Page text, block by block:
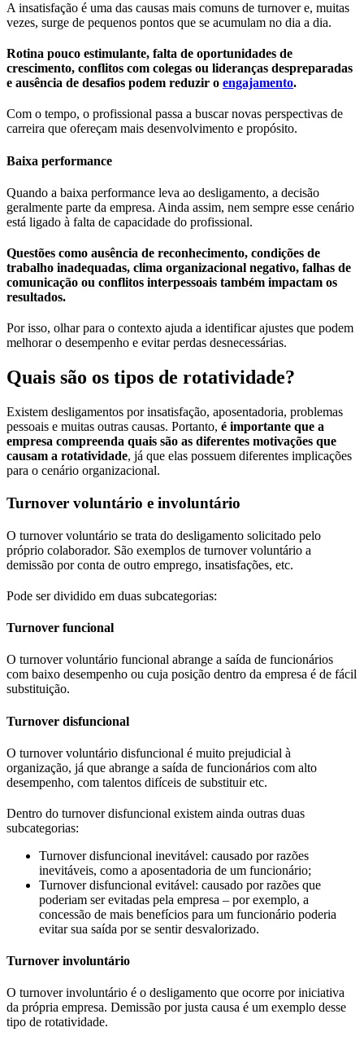
A insatisfação é uma das causas mais comuns de turnover e, muitas
vezes, surge de pequenos pontos que se acumulam no dia a dia.
Rotina pouco estimulante, falta de oportunidades de
crescimento, conflitos com colegas ou lideranças despreparadas
e ausência de desafios podem reduzir o engajamento.
Com o tempo, o profissional passa a buscar novas perspectivas de
carreira que ofereçam mais desenvolvimento e propósito.
Baixa performance
Quando a baixa performance leva ao desligamento, a decisão
geralmente parte da empresa. Ainda assim, nem sempre esse cenário
está ligado à falta de capacidade do profissional.
Questões como ausência de reconhecimento, condições de
trabalho inadequadas, clima organizacional negativo, falhas de
comunicação ou conflitos interpessoais também impactam os
resultados.
Por isso, olhar para o contexto ajuda a identificar ajustes que podem
melhorar o desempenho e evitar perdas desnecessárias.
Quais são os tipos de rotatividade?
Existem desligamentos por insatisfação, aposentadoria, problemas
pessoais e muitas outras causas. Portanto, é importante que a
empresa compreenda quais são as diferentes motivações que
causam a rotatividade, já que elas possuem diferentes implicações
para o cenário organizacional.
Turnover voluntário e involuntário
O turnover voluntário se trata do desligamento solicitado pelo
próprio colaborador. São exemplos de turnover voluntário a
demissão por conta de outro emprego, insatisfações, etc.
Pode ser dividido em duas subcategorias:
Turnover funcional
O turnover voluntário funcional abrange a saída de funcionários
com baixo desempenho ou cuja posição dentro da empresa é de fácil
substituição.
Turnover disfuncional
O turnover voluntário disfuncional é muito prejudicial à
organização, já que abrange a saída de funcionários com alto
desempenho, com talentos difíceis de substituir etc.
Dentro do turnover disfuncional existem ainda outras duas
subcategorias:
Turnover disfuncional inevitável: causado por razões
inevitáveis, como a aposentadoria de um funcionário;
Turnover disfuncional evitável: causado por razões que
poderiam ser evitadas pela empresa – por exemplo, a
concessão de mais benefícios para um funcionário poderia
evitar sua saída por se sentir desvalorizado.
Turnover involuntário
O turnover involuntário é o desligamento que ocorre por iniciativa
da própria empresa. Demissão por justa causa é um exemplo desse
tipo de rotatividade.